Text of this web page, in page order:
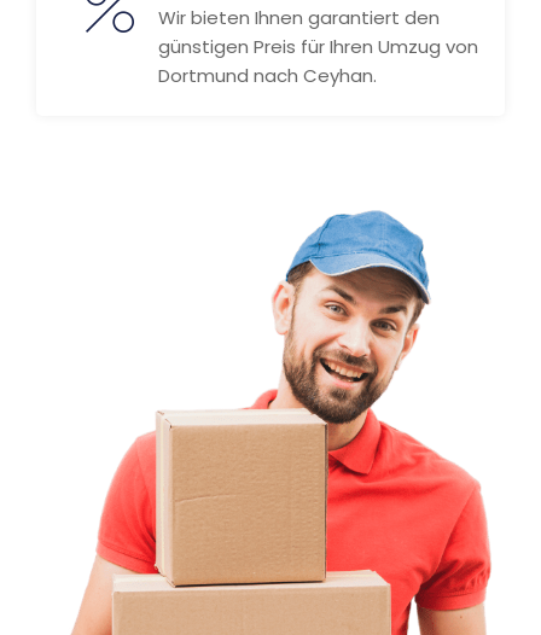
Wir bieten Ihnen garantiert den
günstigen Preis für Ihren Umzug von
Dortmund nach Ceyhan.